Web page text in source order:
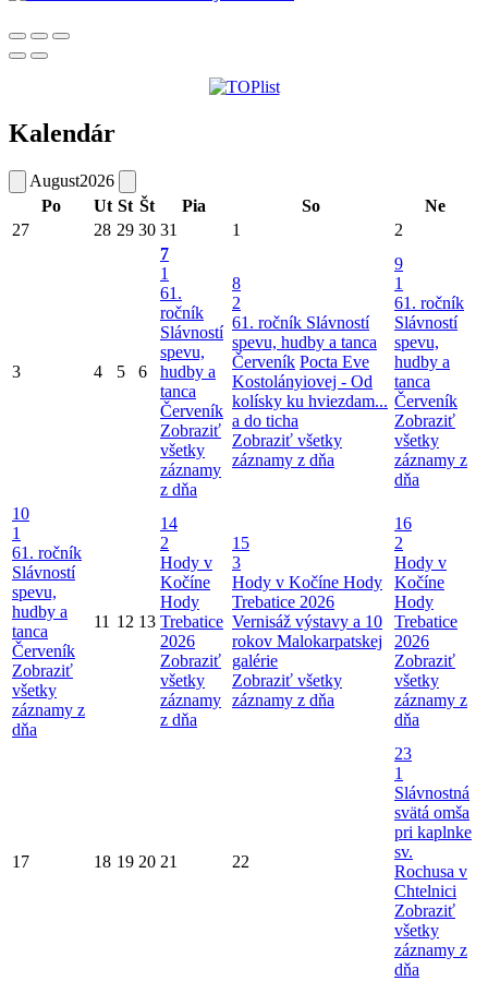
Kalendár
August2026
Po
Ut St Št Pia So
Ne
27
28 29 30 31 1 2
3 4 5 6
7
1
61.
ročník
Slávností
spevu,
hudby a
tanca
Červeník
Zobraziť
všetky
záznamy
z dňa
8
2
61. ročník Slávností
spevu, hudby a tanca
Červeník Pocta Eve
Kostolányiovej - Od
kolísky ku hviezdam...
a do ticha
Zobraziť všetky
záznamy z dňa
9
1
61. ročník
Slávností
spevu,
hudby a
tanca
Červeník
Zobraziť
všetky
záznamy z
dňa
10
1
61. ročník
Slávností
spevu,
hudby a
tanca
Červeník
Zobraziť
všetky
záznamy z
dňa
11 12 13
14
2
Hody v
Kočíne
Hody
Trebatice
2026
Zobraziť
všetky
záznamy
z dňa
15
3
Hody v Kočíne Hody
Trebatice 2026
Vernisáž výstavy a 10
rokov Malokarpatskej
galérie
Zobraziť všetky
záznamy z dňa
16
2
Hody v
Kočíne
Hody
Trebatice
2026
Zobraziť
všetky
záznamy z
dňa
17 18 19 20 21 22
23
1
Slávnostná
svätá omša
pri kaplnke
sv.
Rochusa v
Chtelnici
Zobraziť
všetky
záznamy z
dňa